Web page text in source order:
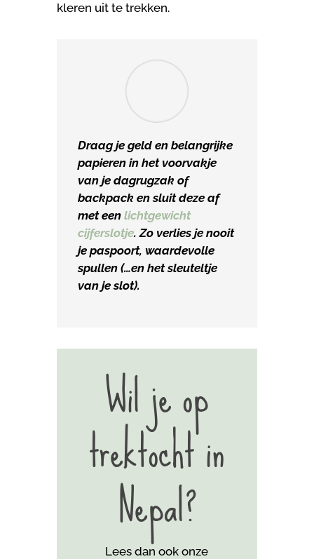
kleren uit te trekken.
Draag je geld en belangrijke
papieren in het voorvakje
van je dagrugzak of
backpack en sluit deze af
met een lichtgewicht
cijferslotje. Zo verlies je nooit
je paspoort, waardevolle
spullen (…en het sleuteltje
van je slot).
Wil je op
trektocht in
Nepal?
Lees dan ook onze